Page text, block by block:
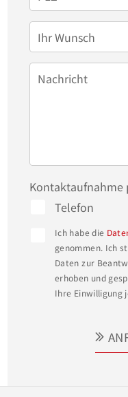
Ihr Wunsch
Nachricht
Kontaktaufnahme
Telefon
Ich habe die
genommen. Ich
Daten zur
erhoben und
Ihre Einwilligung